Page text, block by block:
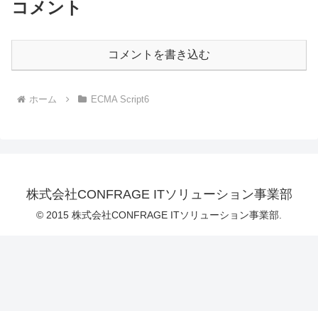
コメント
コメントを書き込む
ホーム ECMA Script6
株式会社CONFRAGE ITソリューション事業部
© 2015 株式会社CONFRAGE ITソリューション事業部.